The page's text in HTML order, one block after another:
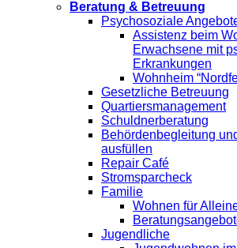
Beratung & Betreuung
Psychosoziale
Assistenz beim
Erwachsene mit
Erkrankungen
Wohnheim
Gesetzliche Betreuung
Quartiersmanagement
Schuldnerberatung
Behördenbegleitung
ausfüllen
Repair Café
Stromsparcheck
Familie
Wohnen für
Jugendliche